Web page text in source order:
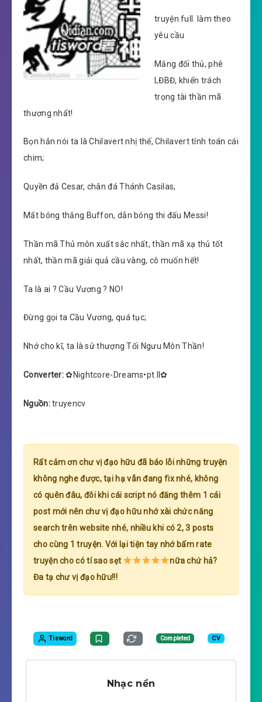
truyện full. làm theo
yêu cầu
Mắng đối thủ, phê
LĐBĐ, khiển trách
trọng tài thần mã
thương nhất!
Bọn hắn nói ta là Chilavert nhị thế, Chilavert tính toán cái
chim;
Quyền đả Cesar, chân đá Thánh Casilas,
Mất bóng thắng Buffon, dẫn bóng thi đấu Messi!
Thần mã Thủ môn xuất sắc nhất, thần mã xạ thủ tốt
nhất, thần mã giải quả cầu vàng, cô muốn hết!
Ta là ai ? Cầu Vương ? NO!
Đừng gọi ta Cầu Vương, quá tục;
Nhớ cho kĩ, ta là sử thượng Tối Ngưu Môn Thần!
Converter:✿Nightcore-Dreams•pt.II✿
Nguồn:truyencv
Rất cảm ơn chư vị đạo hữu đã báo lỗi những truyện
không nghe được, tại hạ vẫn đang fix nhé, không
có quên đâu, đôi khi cái script nó đăng thêm 1 cái
post mới nên chư vị đạo hữu nhớ xài chức năng
search trên website nhé, nhiều khi có 2, 3 posts
cho cùng 1 truyện. Với lại tiện tay nhớ bấm rate
truyện cho có tí sao sẹt
nữa chứ hả?
Đa tạ chư vị đạo hữu!!!
Tisword Completed CV
Nhạc nền